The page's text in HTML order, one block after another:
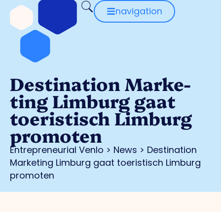
navigation
Des­ti­na­ti­on Mar­ke­
ting Lim­burg gaat
toe­ris­tisch Lim­burg
pro­mo­ten
Entrepreneurial Venlo > News > Des­ti­na­ti­on
Mar­ke­ting Lim­burg gaat toe­ris­tisch Lim­burg
pro­mo­ten